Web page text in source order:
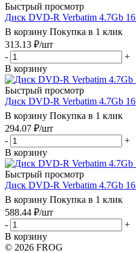
Быстрый просмотр
Диск DVD-R Verbatim 4.7Gb
В корзину Покупка в 1 клик
313.13 ₽/шт
-
+
В корзину
Быстрый просмотр
Диск DVD-R Verbatim 4.7Gb
В корзину Покупка в 1 клик
294.07 ₽/шт
-
+
В корзину
Быстрый просмотр
Диск DVD-R Verbatim 4.7Gb
В корзину Покупка в 1 клик
588.44 ₽/шт
-
+
В корзину
© 2026 FROG